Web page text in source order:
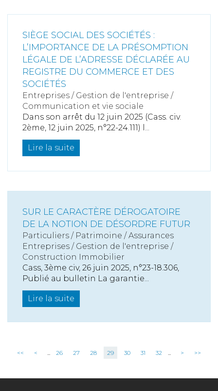
SIÈGE SOCIAL DES SOCIÉTÉS :
L’IMPORTANCE DE LA PRÉSOMPTION
LÉGALE DE L’ADRESSE DÉCLARÉE AU
REGISTRE DU COMMERCE ET DES
SOCIÉTÉS
Entreprises / Gestion de l'entreprise /
Communication et vie sociale
Dans son arrêt du 12 juin 2025 (Cass. civ.
2ème, 12 juin 2025, n°22-24.111) l...
Lire la suite
SUR LE CARACTÈRE DÉROGATOIRE
DE LA NOTION DE DÉSORDRE FUTUR
Particuliers / Patrimoine / Assurances
Entreprises / Gestion de l'entreprise /
Construction Immobilier
Cass, 3ème civ, 26 juin 2025, n°23-18.306,
Publié au bulletin La garantie...
Lire la suite
<< < ... 26 27 28 29 30 31 32 ... > >>